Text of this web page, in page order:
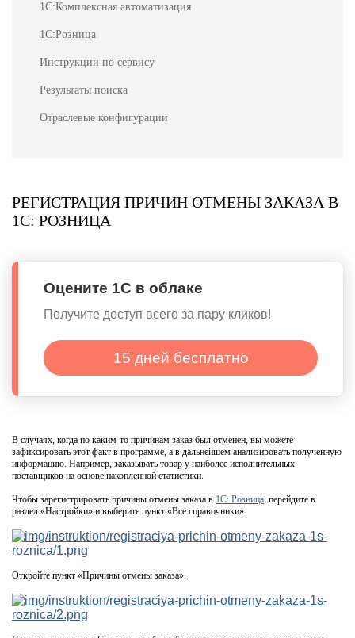
1С:Комплексная автоматизация
1С:Розница
Инструкции по сервису
Результаты поиска
Отраслевые конфигурации
РЕГИСТРАЦИЯ ПРИЧИН ОТМЕНЫ ЗАКАЗА В
1С: РОЗНИЦА
Оцените 1С в облаке
Получите доступ всего за пару кликов!
15 дней бесплатно
В случаях, когда по каким-то причинам заказ был отменен, вы можете
зафиксировать этот факт в программе, а в дальнейшем анализировать полученную
информацию. Например, заказывать товар у наиболее исполнительных
поставщиков на основе накопленной статистики.
Чтобы зарегистрировать причины отмены заказа в 1С: Розница, перейдите в
раздел «Настройки» и выберите пункт «Все справочники».
Откройте пункт «Причины отмены заказа».